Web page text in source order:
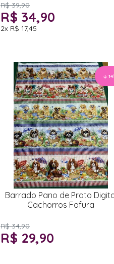
R$ 39,90
R$ 34,90
2x R$ 17,45
14
Barrado Pano de Prato
Cachorros Fofura
R$ 34,90
R$ 29,90